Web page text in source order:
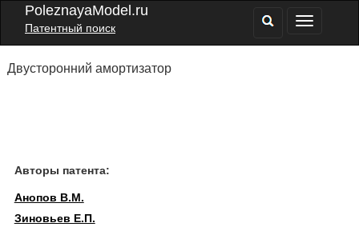
PoleznayaModel.ru
Патентный поиск
Двусторонний амортизатор
Авторы патента:
Анопов В.М.
Зиновьев Е.П.